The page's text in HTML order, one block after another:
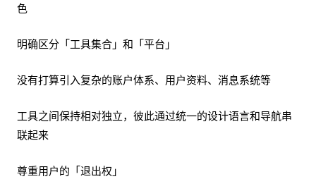
色
明确区分「工具集合」和「平台」
没有打算引入复杂的账户体系、用户资料、消息系统等
工具之间保持相对独立，彼此通过统一的设计语言和导航串
联起来
尊重用户的「退出权」